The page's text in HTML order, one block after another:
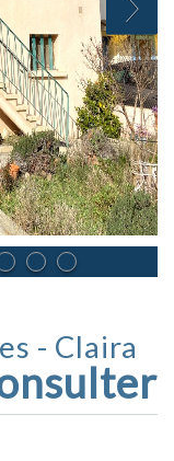
- Claira